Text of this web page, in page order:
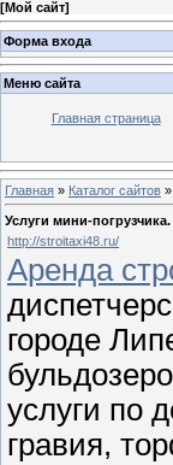
[Мой сайт]
Форма входа
Меню сайта
Главная страница
Главная » Каталог сайтов »
Услуги мини-
http://stroitaxi48.ru/
Аренда
городе
услуги по
гравия,